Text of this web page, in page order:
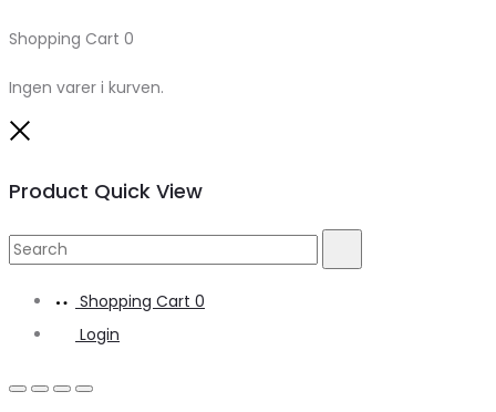
Shopping Cart 0
Ingen varer i kurven.
Product Quick View
Search
Shopping Cart 0
Login